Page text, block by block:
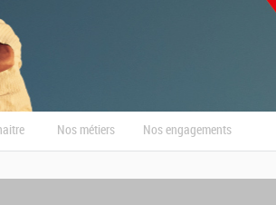
Nos métiers Nos engagements